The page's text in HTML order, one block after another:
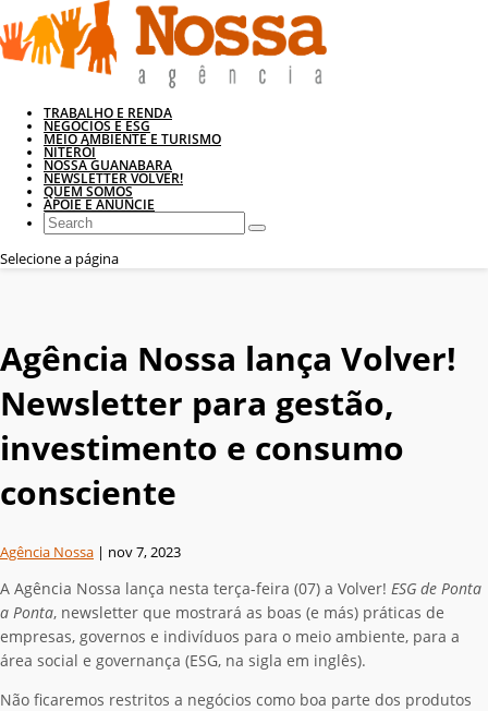
TRABALHO E RENDA
NEGÓCIOS E ESG
MEIO AMBIENTE E TURISMO
NITERÓI
NOSSA GUANABARA
NEWSLETTER VOLVER!
QUEM SOMOS
APOIE E ANUNCIE
Selecione a página
Agência Nossa lança Volver!
Newsletter para gestão,
investimento e consumo
consciente
Agência Nossa | nov 7, 2023
A Agência Nossa lança nesta terça-feira (07) a Volver! ESG de Ponta
a Ponta, newsletter que mostrará as boas (e más) práticas de
empresas, governos e indivíduos para o meio ambiente, para a
área social e governança (ESG, na sigla em inglês).
Não ficaremos restritos a negócios como boa parte dos produtos